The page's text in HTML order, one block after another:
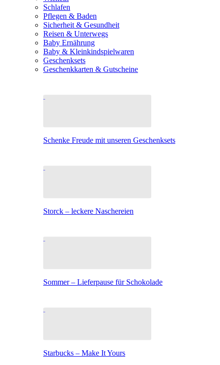
Schlafen
Pflegen & Baden
Sicherheit & Gesundheit
Reisen & Unterwegs
Baby Ernährung
Baby & Kleinkindspielwaren
Geschenksets
Geschenkkarten & Gutscheine
Schenke Freude mit unseren Geschenksets
Storck – leckere Naschereien
Sommer – Lieferpause für Schokolade
Starbucks – Make It Yours